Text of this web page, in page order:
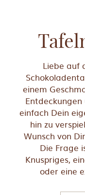
Liebe auf
einem
einfach Dein
hin zu
Wunsch von
Die Frage
Knuspriges,
oder eine